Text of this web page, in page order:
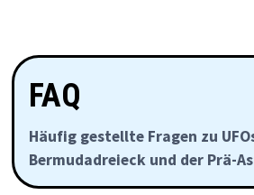
FAQ
Häufig gestellte Fragen zu
Bermudadreieck und der Prä-